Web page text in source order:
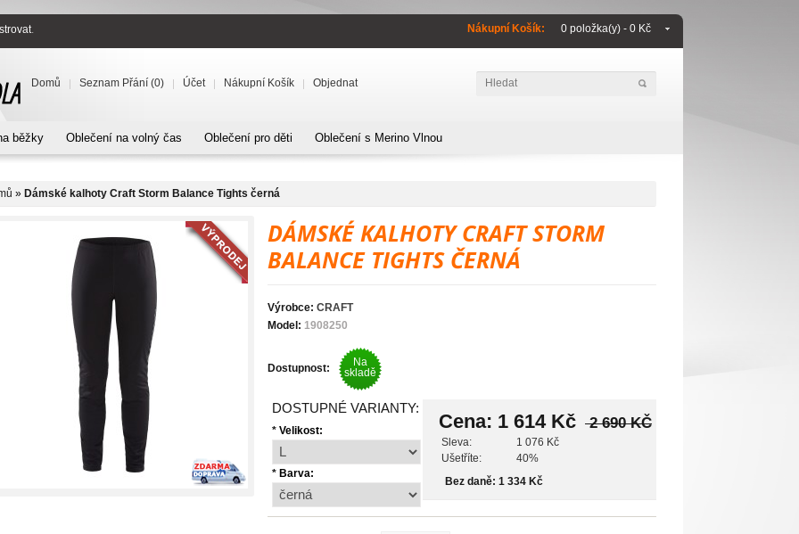
Nákupní Košík: 0 položka(y) - 0 Kč
.
Domů Seznam Přání (0) Účet Nákupní Košík Objednat
běžky Oblečení na volný čas Oblečení pro děti Oblečení s Merino Vlnou
» Dámské kalhoty Craft Storm Balance Tights černá
DÁMSKÉ KALHOTY CRAFT STORM
BALANCE TIGHTS ČERNÁ
Výrobce: CRAFT
Model: 1908250
Dostupnost:
Na
skladě
Cena: 1 614 Kč 2 690 KČ
Sleva:
1 076 Kč
Ušetříte:
40%
Bez daně: 1 334 Kč
DOSTUPNÉ VARIANTY:
* Velikost:
* Barva: